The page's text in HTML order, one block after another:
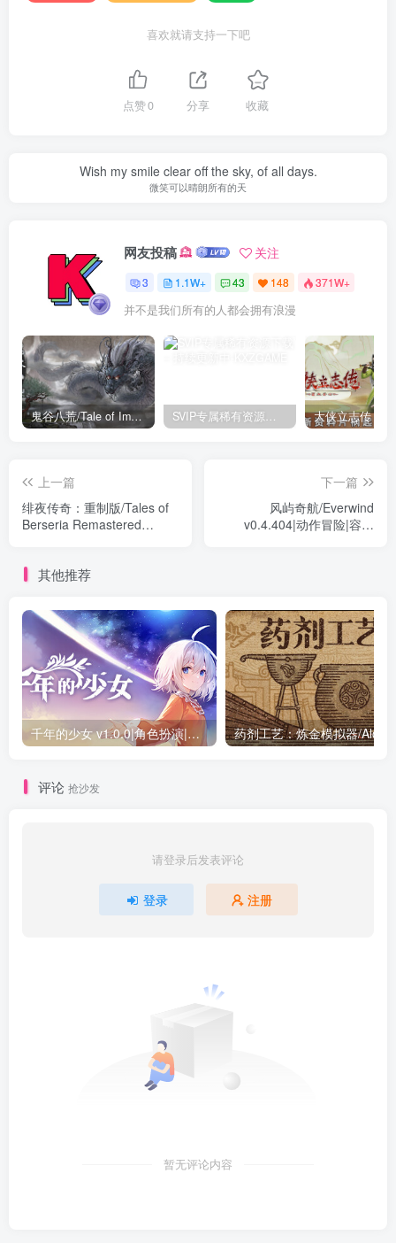
喜欢就请支持一下吧
点赞0 分享 收藏
Wish my smile clear off the sky, of all days.
微笑可以晴朗所有的天
网友投稿 关注
3 1.1W+ 43 148 371W+
并不是我们所有的人都会拥有浪漫
鬼谷八荒/Tale of Immortal v1.2.105.259|角色扮演|容量27.4GB|免安装绿色中文版 SVIP专属稀有资源下载 – 持续更新中
上一篇
绯夜传奇：重制版/Tales of
Berseria Remastered
下一篇
风屿奇航/Everwind
v0.4.404|动作冒险|容量
其他推荐
千年的少女 v1.0.0|角色扮演|容量4.3GB|免安装绿色中文版
评论 抢沙发
请登录后发表评论
登录 注册
暂无评论内容